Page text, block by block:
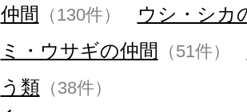
仲間 （130件）
ウシ・シカ
ミ・ウサギの仲間 （51件）
う類 （38件）